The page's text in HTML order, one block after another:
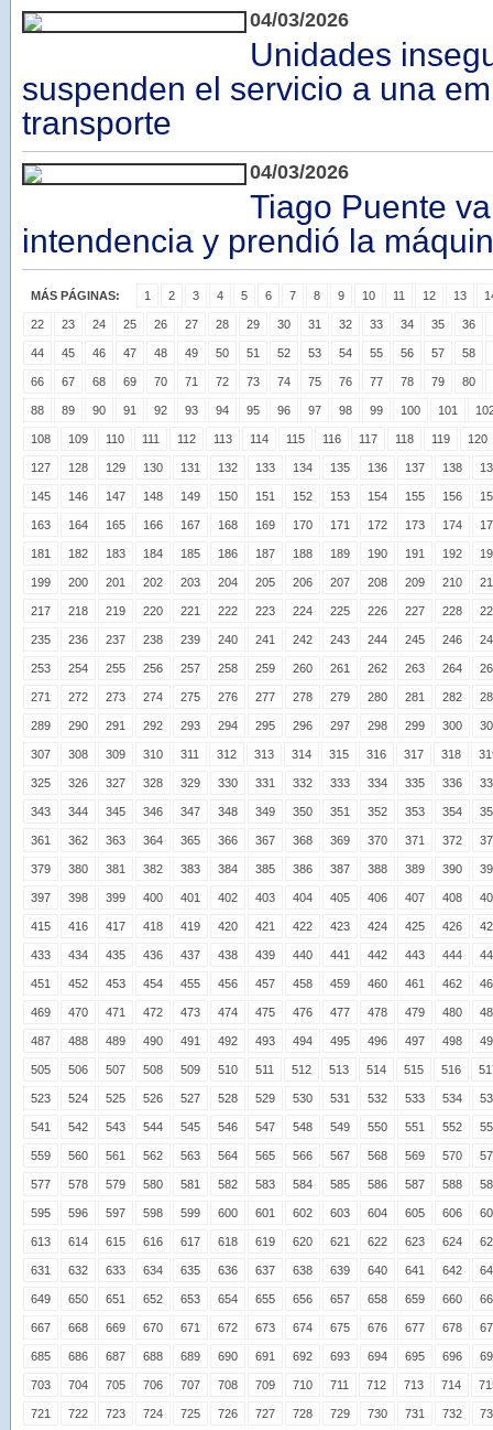
04/03/2026
Unidades
suspenden el servicio a una
transporte
04/03/2026
Tiago Puente
intendencia y prendió la
MÁS PÁGINAS: 1 2 3 4 5 6 7 8 9 10 11 12 13
22 23 24 25 26 27 28 29 30 31 32 33 34 35 36
44 45 46 47 48 49 50 51 52 53 54 55 56 57 58
66 67 68 69 70 71 72 73 74 75 76 77 78 79 80
88 89 90 91 92 93 94 95 96 97 98 99 100 101
108 109 110 111 112 113 114 115 116 117 118 119 120
127 128 129 130 131 132 133 134 135 136 137 138
145 146 147 148 149 150 151 152 153 154 155 156
163 164 165 166 167 168 169 170 171 172 173 174
181 182 183 184 185 186 187 188 189 190 191 192
199 200 201 202 203 204 205 206 207 208 209 210
217 218 219 220 221 222 223 224 225 226 227 228
235 236 237 238 239 240 241 242 243 244 245 246
253 254 255 256 257 258 259 260 261 262 263 264
271 272 273 274 275 276 277 278 279 280 281 282
289 290 291 292 293 294 295 296 297 298 299 300
307 308 309 310 311 312 313 314 315 316 317 318
325 326 327 328 329 330 331 332 333 334 335 336
343 344 345 346 347 348 349 350 351 352 353 354
361 362 363 364 365 366 367 368 369 370 371 372
379 380 381 382 383 384 385 386 387 388 389 390
397 398 399 400 401 402 403 404 405 406 407 408
415 416 417 418 419 420 421 422 423 424 425 426
433 434 435 436 437 438 439 440 441 442 443 444
451 452 453 454 455 456 457 458 459 460 461 462
469 470 471 472 473 474 475 476 477 478 479 480
487 488 489 490 491 492 493 494 495 496 497 498
505 506 507 508 509 510 511 512 513 514 515 516
523 524 525 526 527 528 529 530 531 532 533 534
541 542 543 544 545 546 547 548 549 550 551 552
559 560 561 562 563 564 565 566 567 568 569 570
577 578 579 580 581 582 583 584 585 586 587 588
595 596 597 598 599 600 601 602 603 604 605 606
613 614 615 616 617 618 619 620 621 622 623 624
631 632 633 634 635 636 637 638 639 640 641 642
649 650 651 652 653 654 655 656 657 658 659 660
667 668 669 670 671 672 673 674 675 676 677 678
685 686 687 688 689 690 691 692 693 694 695 696
703 704 705 706 707 708 709 710 711 712 713 714
721 722 723 724 725 726 727 728 729 730 731 732